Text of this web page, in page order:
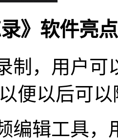
录》软件亮
制，用户
便以后可
编辑工具，